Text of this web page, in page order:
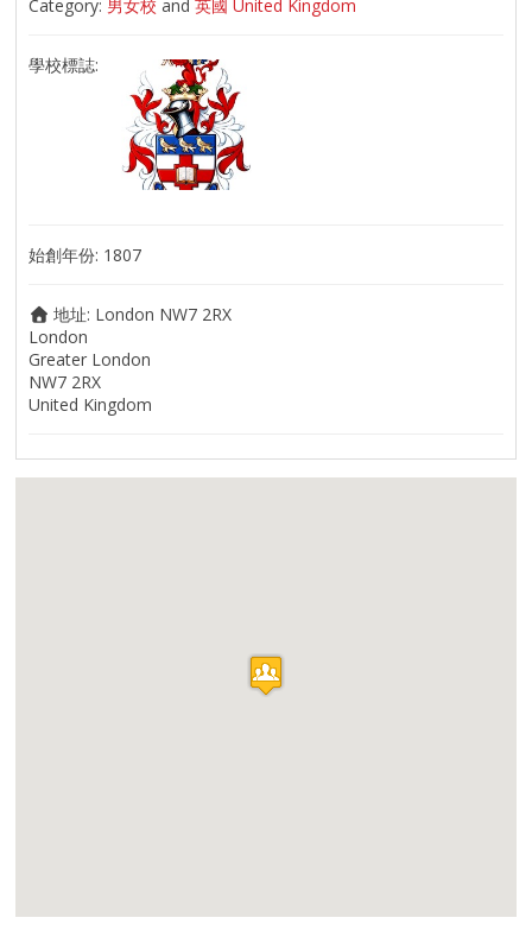
Category: 男女校 and英國 United Kingdom
學校標誌:
始創年份: 1807
地址: London NW7 2RX
London
Greater London
NW7 2RX
United Kingdom